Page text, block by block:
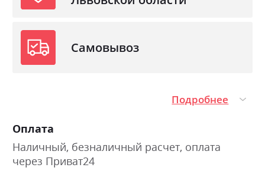
Самовывоз
Подробнее
Оплата
Наличный, безналичный расчет, оплата
через Приват24